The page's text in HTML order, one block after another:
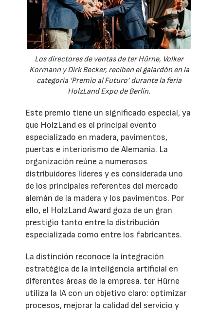
Los directores de ventas de ter Hürne, Volker
Kormann y Dirk Becker, reciben el galardón en la
categoría ‘Premio al Futuro’ durante la feria
HolzLand Expo de Berlín.
Este premio tiene un significado especial, ya
que HolzLand es el principal evento
especializado en madera, pavimentos,
puertas e interiorismo de Alemania. La
organización reúne a numerosos
distribuidores líderes y es considerada uno
de los principales referentes del mercado
alemán de la madera y los pavimentos. Por
ello, el HolzLand Award goza de un gran
prestigio tanto entre la distribución
especializada como entre los fabricantes.
La distinción reconoce la integración
estratégica de la inteligencia artificial en
diferentes áreas de la empresa. ter Hürne
utiliza la IA con un objetivo claro: optimizar
procesos, mejorar la calidad del servicio y